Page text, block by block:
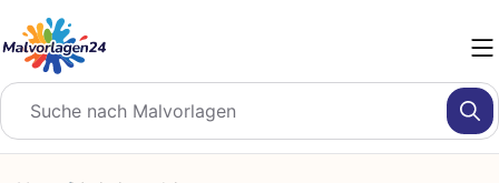
Inhalt
springen